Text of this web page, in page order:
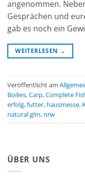
angenommen.
Gesprächen und
gab es noch ein
WEITERLESEN →
Veröffentlicht am
Boilies,Carp,Complete
erfolg,futter, hausmesse,
natural glm, nrw
ÜBER UNS